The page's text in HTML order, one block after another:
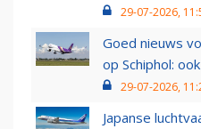
29-07-2026,
Goed nieuws
op Schiphol:
29-07-2026,
Japanse